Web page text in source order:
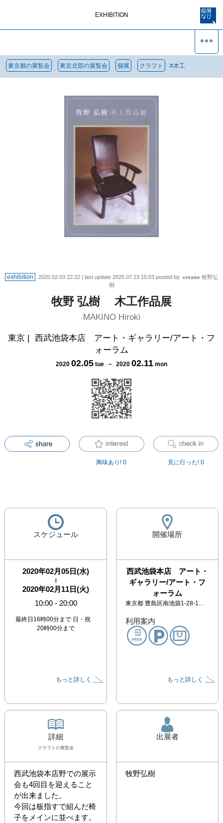
EXHIBITION
東京都の展覧会 東京北部の展覧会 個展 クラフト #木工
exhibition 2020.02.03 22:22 | last update 2025.07.23 15:03 posted by creator 牧野弘
樹
牧野 弘樹 木工作品展
MAKINO Hiroki
東京 |
西武池袋本店 アート・ギャラリー/アート・フ
ォーラム
2020 02.05 tue － 2020 02.11 mon
興味あり! 0 見に行った! 0
スケジュール
2020年02月05日(水)
|
2020年02月11日(火)
10:00- 20:00
最終日16時00分まで 日・祝
20時00分まで
もっと詳しく
開催場所
西武池袋本店 アート・
ギャラリー/アート・フ
ォーラム
東京都 豊島区南池袋1-28-1 西武池袋本店6階
利用案内
もっと詳しく
詳細
クラフト の展覧会
西武池袋本店野での展示
会も4回目を迎えること
が出来ました。
今回は板指すで組んだ椅
子をメインに並べます。
出展者
牧野弘樹